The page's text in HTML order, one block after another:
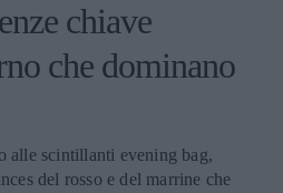
chiave
che dominano
alle scintillanti evening bag,
del rosso e del marrine che